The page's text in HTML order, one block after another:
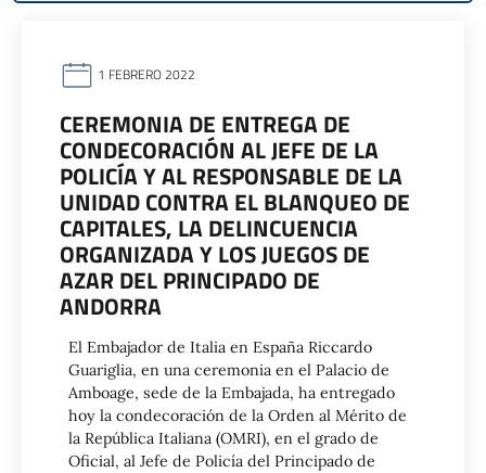
1 FEBRERO 2022
CEREMONIA DE ENTREGA DE
CONDECORACIÓN AL JEFE DE LA
POLICÍA Y AL RESPONSABLE DE LA
UNIDAD CONTRA EL BLANQUEO DE
CAPITALES, LA DELINCUENCIA
ORGANIZADA Y LOS JUEGOS DE
AZAR DEL PRINCIPADO DE
ANDORRA
El Embajador de Italia en España Riccardo
Guariglia, en una ceremonia en el Palacio de
Amboage, sede de la Embajada, ha entregado
hoy la condecoración de la Orden al Mérito de
la República Italiana (OMRI), en el grado de
Oficial, al Jefe de Policía del Principado de